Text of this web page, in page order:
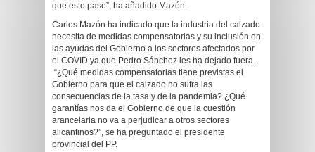
que esto pase”, ha añadido Mazón.
Carlos Mazón ha indicado que la industria del calzado
necesita de medidas compensatorias y su inclusión en
las ayudas del Gobierno a los sectores afectados por
el COVID ya que Pedro Sánchez les ha dejado fuera.
“¿Qué medidas compensatorias tiene previstas el
Gobierno para que el calzado no sufra las
consecuencias de la tasa y de la pandemia? ¿Qué
garantías nos da el Gobierno de que la cuestión
arancelaria no va a perjudicar a otros sectores
alicantinos?”, se ha preguntado el presidente
provincial del PP.